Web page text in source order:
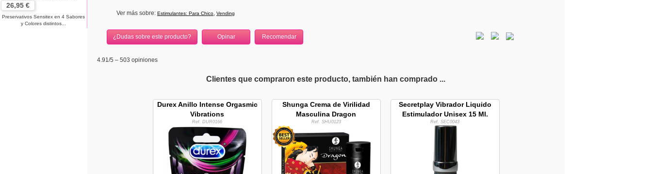
26,95 €
Preservativos Sensitex en 4 Sabores
y Colores distintos...
Ver más sobre: Estimulantes: Para Chico, Vending
¿Dudas sobre este producto?
4.91/5 – 503 opiniones
Clientes que compraron este producto, también han comprado ...
Durex Anillo Intense Orgasmic
Vibrations
Ref. DUR0166
Shunga Crema de Virilidad
Masculina Dragon
Ref. SHU0123
Secretplay Vibrador Liquido
Estimulador Unisex 15 Ml.
Ref. SEC0043